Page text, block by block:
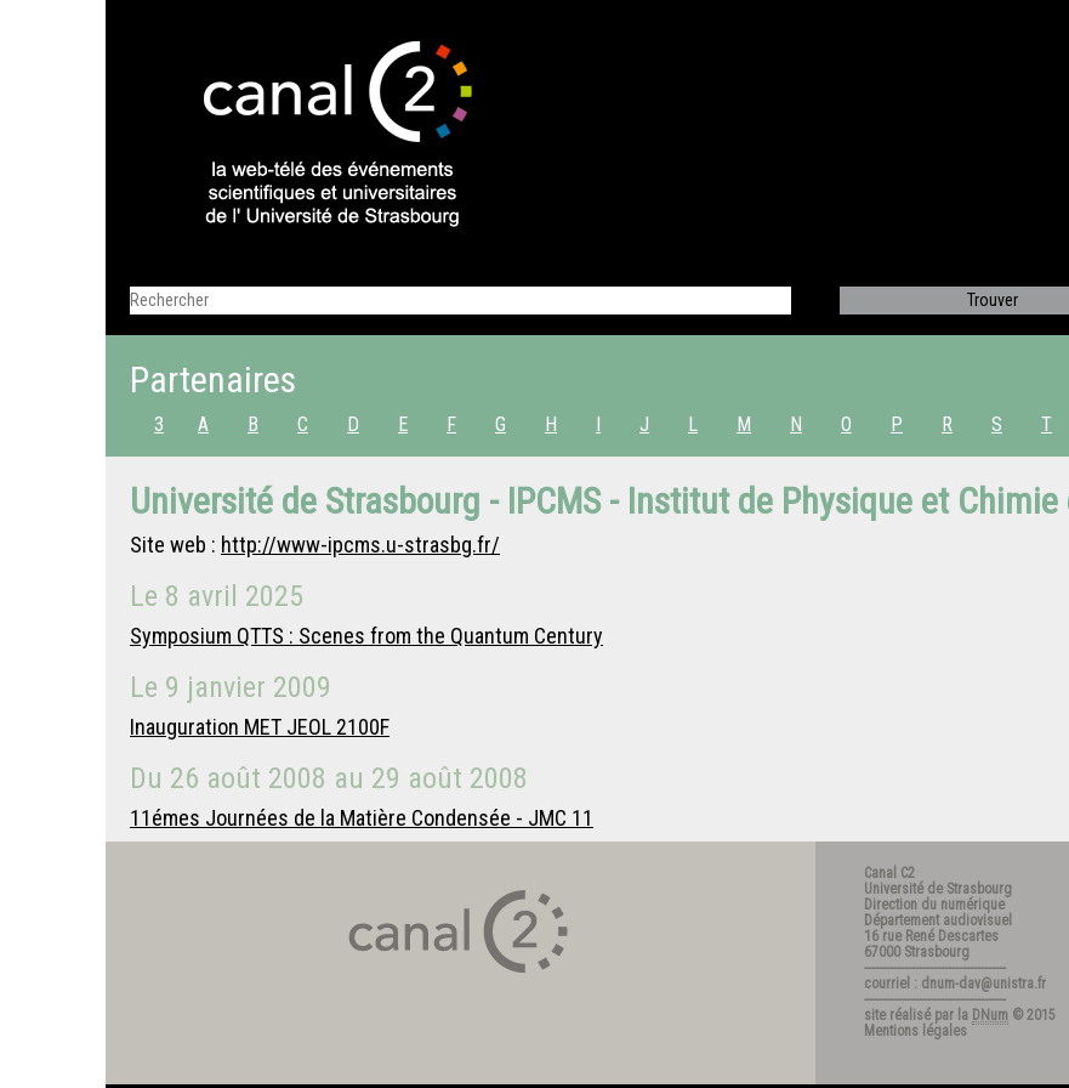
Partenaires
3 A B C D E F G H I J L M N O P R S T
Université de Strasbourg - IPCMS - Institut de Physique et
Site web : http://www-ipcms.u-strasbg.fr/
Le 8 avril 2025
Symposium QTTS : Scenes from the Quantum Century
Le 9 janvier 2009
Inauguration MET JEOL 2100F
Du 26 août 2008 au 29 août 2008
11émes Journées de la Matière Condensée - JMC 11
Canal C2
Université de Strasbourg
Direction du numérique
Département audiovisuel
16 rue René Descartes
67000 Strasbourg
---------------------------------------
courriel : dnum-dav@unistra.fr
---------------------------------------
site réalisé par la DNum © 2015
Mentions légales